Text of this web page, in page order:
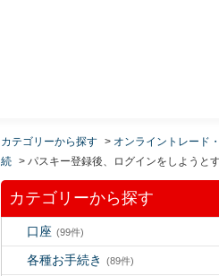
カテゴリーから探す > オンライントレード
続
> パスキー登録後、ログインをしようと
カテゴリーから探す
口座 (99件)
各種お手続き (89件)